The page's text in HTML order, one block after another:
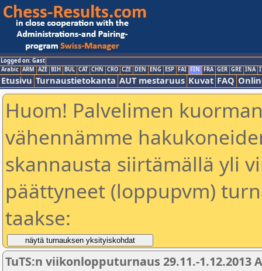
Logged on: Gast
Arabic ARM AZE BIH BUL CAT CHN CRO CZE DEN ENG ESP FAI FIN FRA GER GRE INA
Etusivu Turnaustietokanta AUT mestaruus Kuvat FAQ
Huom! Palvelimen
vähennämme
skannausta siirtämällä yli
päättyneet (loppupvm)
taakse:
TuTS:n viikonlopputurnaus 29.11.-1.12.2013